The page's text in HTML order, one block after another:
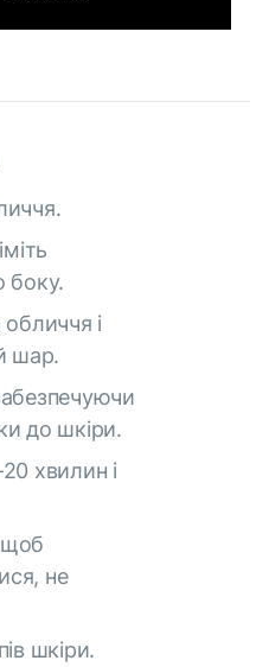
боку.
і
шар.
до шкіри.
хвилин і
щоб
не
шкіри.